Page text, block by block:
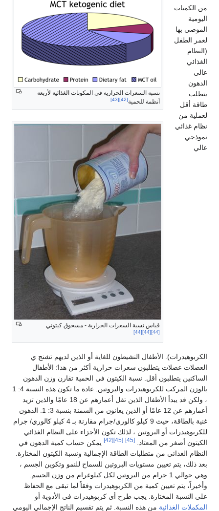
نسبة السعرات الحرارية في المكونات الغذائية لأربعة
أنظمة للحمية[42]
[43]
قياس نسبة السعرات الحرارية - مسحوق كيتوني
[44]
[44]
[44]
من الكميات
اليومية
الموصى بها
لعمر الطفل
(النظام
الغذائي
عالي
الدهون
يتطلب
طاقة أقل
لعملية من
نظام غذائي
نموذجي
عالي
الكربوهيدرات). الأطفال النشيطون للغاية أو الذين لديهم تشنج ي
العضلات عضلات يتطلبون سعرات حرارية أكثر من هذا؛ الأطفال
الساكنين يتطلبون أقل. نسبة الكيتون في الحمية تقارن وزن الدهون
بالوزن المركب للكربوهيدرات والبروتين. عادة ما تكون هذه النسبة 4: 1
، ولكن قد يبدأ الأطفال الذين تقل أعمارهم عن 18 عامًا والذين تزيد
أعمارهم عن 12 عامًا أو الذين يعانون من السمنة بنسبة 3: 1. الدهون
غنية بالطاقة، حيث 9 كيلو كالوري/جرام مقارنة بـ 4 كيلو كالوري/ جرام
للكربوهيدرات أو البروتين ، لذلك تكون الأجزاء على النظام الغذائي
الكيتون أصغر من المعتاد.
[45]
[45]
[42]
يمكن حساب كمية الدهون في
النظام الغذائي من متطلبات الطاقة الإجمالية ونسبة الكيتون المختارة.
بعد ذلك، يتم تعيين مستويات البروتين للسماح للنمو وتكوين الجسم ،
وهي حوالي 1 جرام من البروتين لكل كيلوغرام من وزن الجسم.
وأخيراً، يتم تعيين كمية من الكربوهيدرات وفقاً لما تبقى مع الحفاظ
على النسبة المختارة. يجب طرح أي كربوهيدرات في الأدوية أو
المكملات الغذائية من هذه النسبة. ثم يتم تقسيم الناتج الإجمالي اليومي